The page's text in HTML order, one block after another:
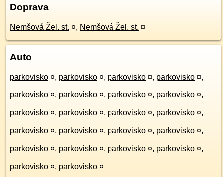
Doprava
Nemšová Žel. st. ¤, Nemšová Žel. st. ¤
Auto
parkovisko ¤, parkovisko ¤, parkovisko ¤, parkovisko ¤,
parkovisko ¤, parkovisko ¤, parkovisko ¤, parkovisko ¤,
parkovisko ¤, parkovisko ¤, parkovisko ¤, parkovisko ¤,
parkovisko ¤, parkovisko ¤, parkovisko ¤, parkovisko ¤,
parkovisko ¤, parkovisko ¤, parkovisko ¤, parkovisko ¤,
parkovisko ¤, parkovisko ¤